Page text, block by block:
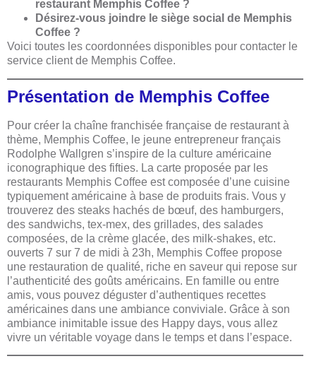
restaurant Memphis Coffee ?
Désirez-vous joindre le siège social de Memphis
Coffee ?
Voici toutes les coordonnées disponibles pour contacter le
service client de Memphis Coffee.
Présentation de Memphis Coffee
Pour créer la chaîne franchisée française de restaurant à
thème, Memphis Coffee, le jeune entrepreneur français
Rodolphe Wallgren s’inspire de la culture américaine
iconographique des fifties. La carte proposée par les
restaurants Memphis Coffee est composée d’une cuisine
typiquement américaine à base de produits frais. Vous y
trouverez des steaks hachés de bœuf, des hamburgers,
des sandwichs, tex-mex, des grillades, des salades
composées, de la crème glacée, des milk-shakes, etc.
ouverts 7 sur 7 de midi à 23h, Memphis Coffee propose
une restauration de qualité, riche en saveur qui repose sur
l’authenticité des goûts américains. En famille ou entre
amis, vous pouvez déguster d’authentiques recettes
américaines dans une ambiance conviviale. Grâce à son
ambiance inimitable issue des Happy days, vous allez
vivre un véritable voyage dans le temps et dans l’espace.